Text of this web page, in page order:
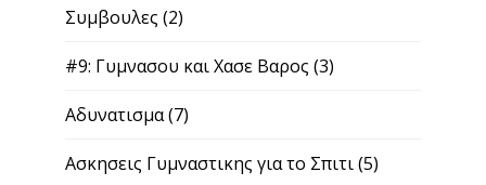
Συμβουλες (2)
#9: Γυμνασου και Χασε Βαρος (3)
Αδυνατισμα(7)
Ασκησεις Γυμναστικης για το Σπιτι(5)